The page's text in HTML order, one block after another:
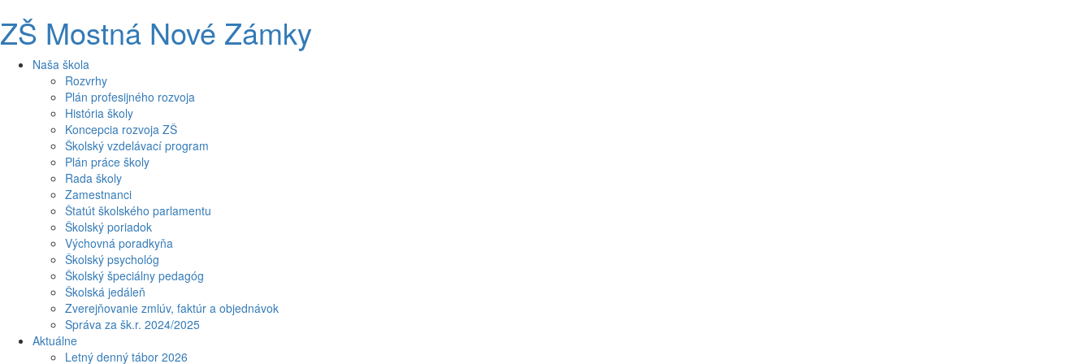
ZŠ Mostná Nové Zámky
Naša škola
Rozvrhy
Plán profesijného rozvoja
História školy
Koncepcia rozvoja ZŠ
Školský vzdelávací program
Plán práce školy
Rada školy
Zamestnanci
Štatút školského parlamentu
Školský poriadok
Výchovná poradkyňa
Školský psychológ
Školský špeciálny pedagóg
Školská jedáleň
Zverejňovanie zmlúv, faktúr a objednávok
Správa za šk.r. 2024/2025
Aktuálne
Letný denný tábor 2026